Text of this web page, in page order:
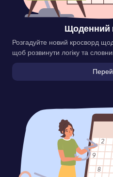
Щоденний
Розгадуйте новий кросворд
щоб розвинути логіку та